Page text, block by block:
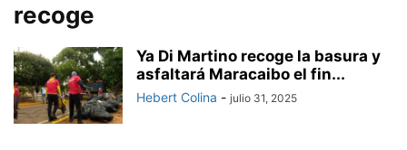
recoge
Ya Di Martino recoge la basura y
asfaltará Maracaibo el fin...
Hebert Colina - julio 31, 2025